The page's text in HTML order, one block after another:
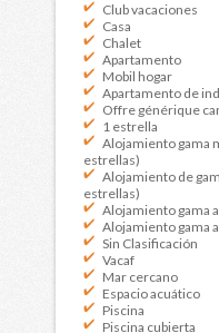
Club vacaciones
Casa
Chalet
Apartamento
Mobil hogar
Apartamento de
Offre générique
1 estrella
Alojamiento gama
estrellas)
Alojamiento de
estrellas)
Alojamiento gama
Alojamiento gama
Sin Clasificación
Vacaf
Mar cercano
Espacio acuático
Piscina
Piscina cubierta